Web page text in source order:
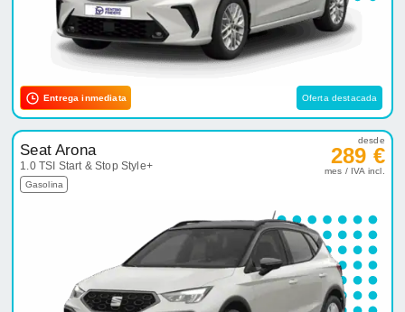
Entrega inmediata Oferta destacada
Seat Arona
1.0 TSI Start & Stop Style+
Gasolina
desde
289 €
mes / IVA incl.